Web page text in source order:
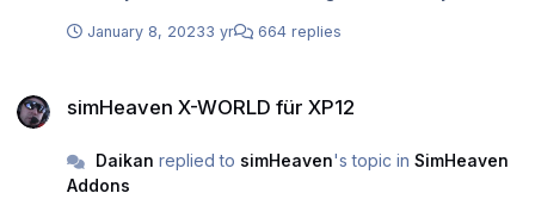
privaten Datarefs
gerendert werden Schrittweise Reduktion des privaten
verringert die Verkehrsdichte auf Strassen Adaptives
Setzen des privaten Datarefs
January 8, 20233 yr 664 replies
simHeaven X-WORLD für XP12
Daikan replied to simHeaven's topic in SimHeaven
Addons